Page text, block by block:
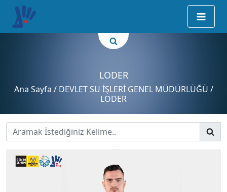
LODER
Ana Sayfa / DEVLET SU İŞLERİ GENEL MÜDÜRLÜĞÜ /
LODER